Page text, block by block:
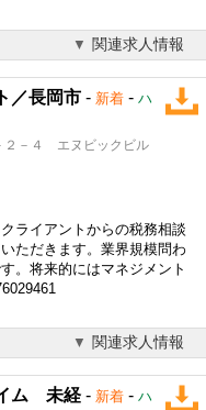
関連求人情報
／長岡市 - 新着 - ハ
２－４ エヌビックビル
ライアントからの税務相談
ただきます。業界規模問わ
。将来的にはマネジメント
関連求人情報
イム 未経 - 新着 - ハ